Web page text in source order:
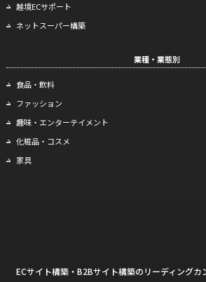
越境ECサポート
ネットスーパー構築
業種・業態別
食品・飲料
ファッション
趣味・エンターテイメント
化粧品・コスメ
家具
ECサイト構築・B2Bサイト構築のリーディングカ